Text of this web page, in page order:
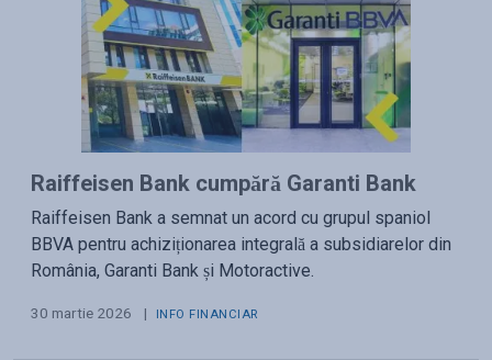
Raiffeisen Bank cumpără Garanti Bank
Raiffeisen Bank a semnat un acord cu grupul spaniol
BBVA pentru achiziționarea integrală a subsidiarelor din
România, Garanti Bank și Motoractive.
30 martie 2026 | INFO FINANCIAR